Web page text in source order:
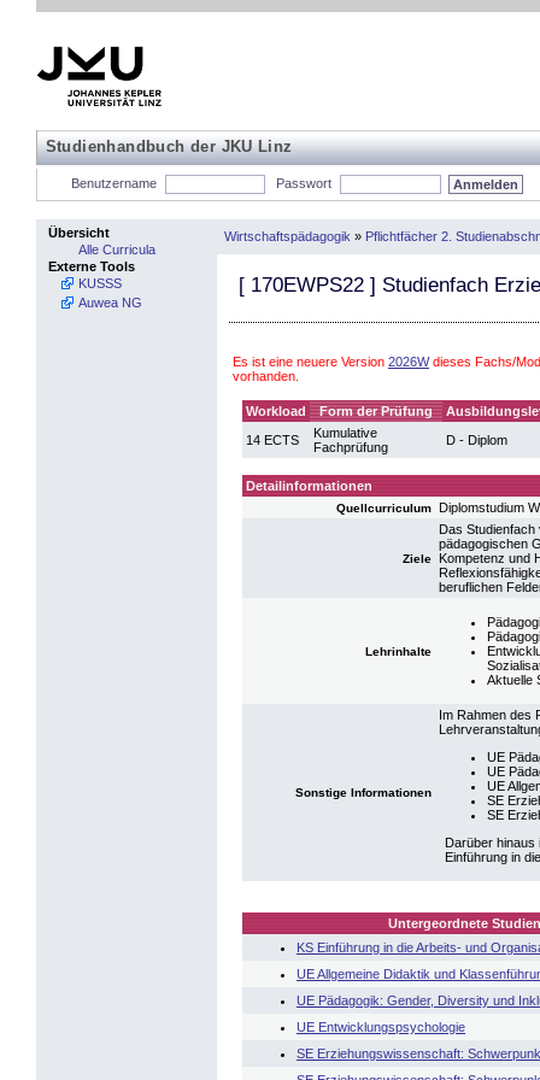
Studienhandbuch der JKU Linz
Benutzername Passwort
Übersicht
Alle Curricula
Externe Tools
KUSSS
Auwea NG
Wirtschaftspädagogik » Pflichtfächer 2.
[ 170EWPS22 ] Studienfach
Es ist eine neuere Version 2026Wdieses Fachs/
vorhanden.
Workload Form der Prüfung
14 ECTS
Kumulative
Fachprüfung
D - Diplom
Detailinformationen
Quellcurriculum Diplomstudium
Ziele
Das
pädagogischen
Kompetenz und
beruflichen
Lehrinhalte
Aktuelle
Sonstige Informationen
Im Rahmen des
UE
UE
UE
SE
SE
Darüber hinaus
Einführung in
Untergeordnete
KS Einführung in die Arbeits- und
UE Allgemeine Didaktik und
UE Pädagogik: Gender, Diversity und
UE Entwicklungspsychologie
SE Erziehungswissenschaft: